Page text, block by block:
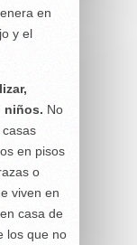
en
y el
niños. No
en pisos
o
viven en
casa de
los que no